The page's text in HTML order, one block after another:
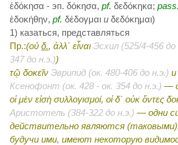
ἐδόκησα - эп. δόκησα, pf. δεδόκηκα; pass.
ἐδοκήθην, pf. δέδογμαι и δεδόκημαι)
1) казаться, представляться
Пр.:(οὐ δ., ἀλλ΄ εἶναι Эсхил (525/4-456
347 до н.э.))
τῷ δοκεῖν Эврипид (ок. 480-406 до н.э.) и
Ксенофонт (ок. 428 - ок. 354 до н.э.) —
οἱ μὲν εἰσὴ συλλογισμοί, οἱ δ΄ οὐκ ὄντες
Аристотель (384-322 до н.э.) — одни
действительно являются
будучи ими, имеют некоторую